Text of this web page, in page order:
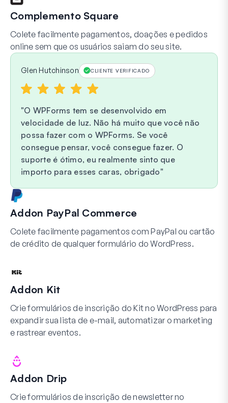
Complemento Square
Colete facilmente pagamentos, doações e pedidos
online sem que os usuários saiam do seu site.
Glen Hutchinson CLIENTE VERIFICADO
O WPForms tem se desenvolvido em
velocidade de luz. Não há muito que você não
possa fazer com o WPForms. Se você
consegue pensar, você consegue fazer. O
suporte é ótimo, eu realmente sinto que
importo para esses caras, obrigado
Addon PayPal Commerce
Colete facilmente pagamentos com PayPal ou cartão
de crédito de qualquer formulário do WordPress.
Addon Kit
Crie formulários de inscrição do Kit no WordPress para
expandir sua lista de e-mail, automatizar o marketing
e rastrear eventos.
Addon Drip
Crie formulários de inscrição de newsletter no